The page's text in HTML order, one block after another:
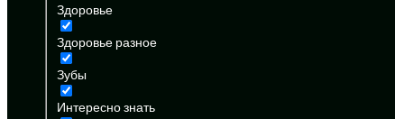
Здоровье
Здоровье разное
Зубы
Интересно знать